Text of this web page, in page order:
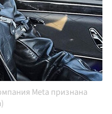
Meta признана